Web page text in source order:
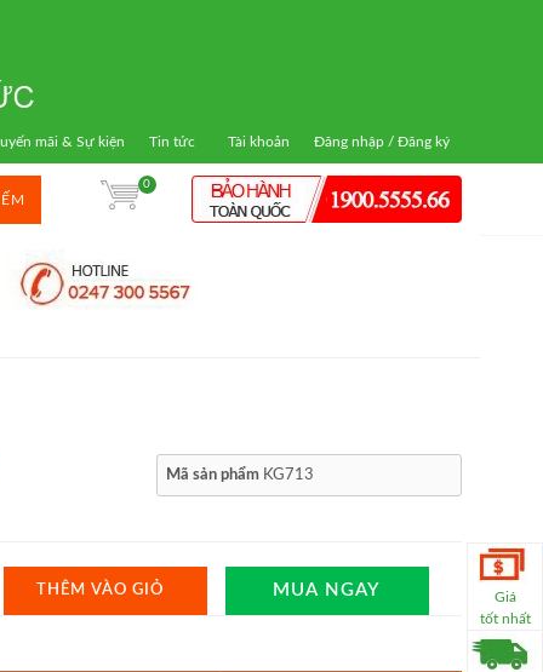
Giá
tốt nhất
mãi & Sự kiện Tin tức Tài khoản Đăng nhập / Đăng ký
0
Mã sản phẩm KG713
THÊM VÀO GIỎ MUA NGAY